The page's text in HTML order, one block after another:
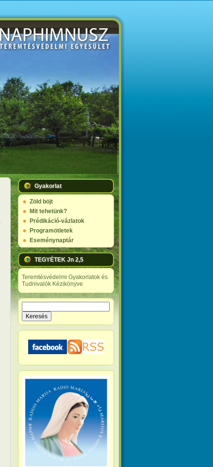
Gyakorlat
Zöld böjt
Mit tehetünk?
Prédikáció-vázlatok
Programötletek
Eseménynaptár
TEGYÉTEK Jn 2,5
Teremtésvédelmi Gyakorlatok és
Tudnivalók Kézikönyve
Keresés űrlap